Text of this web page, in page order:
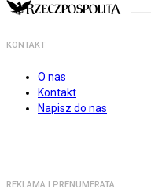
KONTAKT
O nas
Kontakt
Napisz do nas
REKLAMA I PRENUMERATA